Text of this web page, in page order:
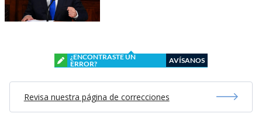
¿ENCONTRASTE UN
ERROR?
AVÍSANOS
Revisa nuestra página de correcciones